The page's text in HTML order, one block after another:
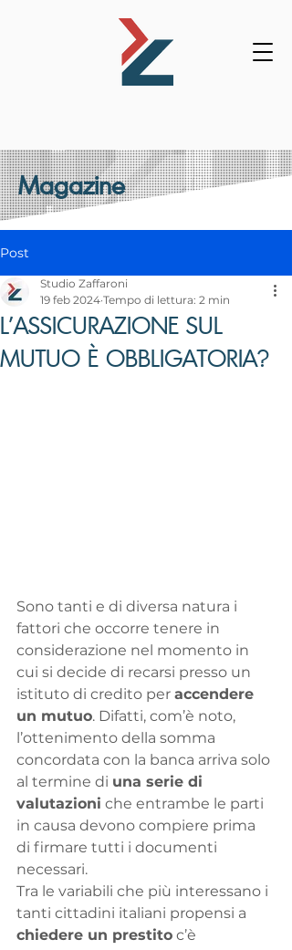
Magazine
Post
L’ASSICURAZIONE SUL
MUTUO È OBBLIGATORIA?
Studio Zaffaroni
19 feb 2024 Tempo di lettura: 2 min
Sono tanti e di diversa natura i
fattori che occorre tenere in
considerazione nel momento in
cui si decide di recarsi presso un
istituto di credito per accendere
un mutuo. Difatti, com’è noto,
l’ottenimento della somma
concordata con la banca arriva solo
al termine di una serie di
valutazioni che entrambe le parti
in causa devono compiere prima
di firmare tutti i documenti
necessari.
Tra le variabili che più interessano i
tanti cittadini italiani propensi a
chiedere un prestito c’è